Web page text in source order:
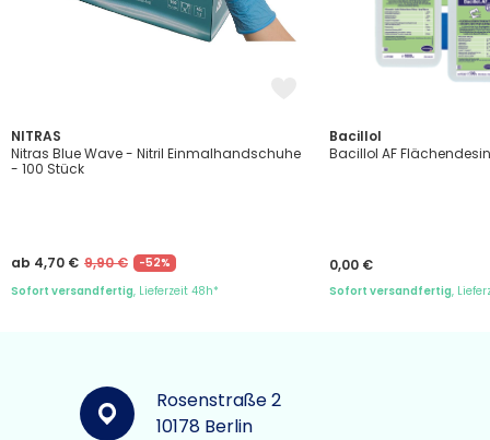
NITRAS
Nitras Blue Wave - Nitril Einmalhandschuhe
- 100 Stück
ab 4,70 € 9,90 €
-52%
Sofort versandfertig, Lieferzeit 48h*
Bacillol
Bacillol AF
0,00 €
Sofort versandfertig,
Rosenstraße 2
10178 Berlin